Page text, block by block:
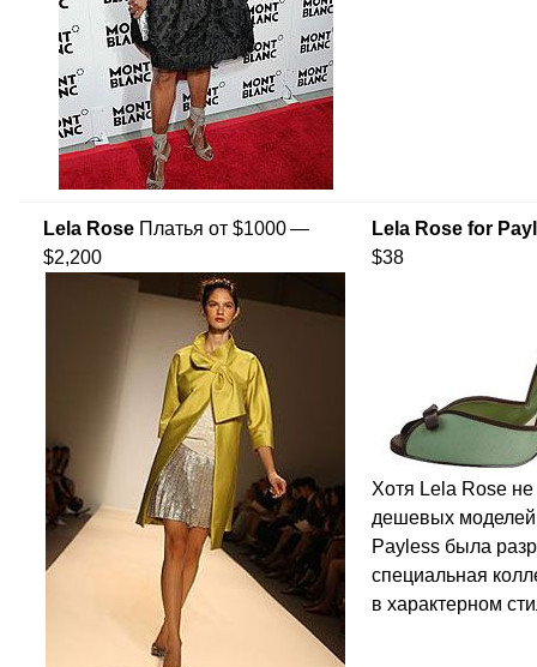
Lela Rose Платья от $1000 —
$2,200
Lela Rose for
$38
Хотя Lela Rose не
дешевых моделей
Payless была
специальная
в характерном